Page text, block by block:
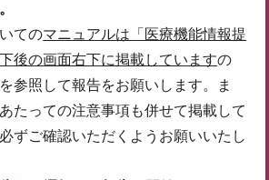
てのマニュアルは「医療機能情報提
後の画面右下に掲載していますの
参照して報告をお願いします。ま
たっての注意事項も併せて掲載して
ずご確認いただくようお願いいたし